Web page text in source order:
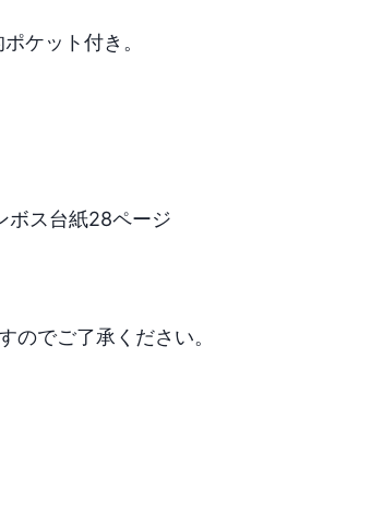
ケット付き。
ボス台紙28ページ
のでご了承ください。